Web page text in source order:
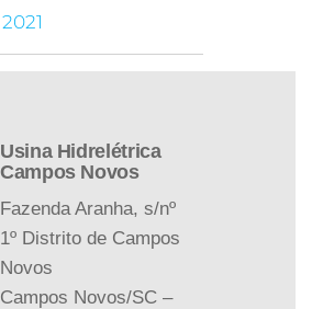
Usina Hidrelétrica
Campos Novos
Fazenda Aranha, s/nº
1º Distrito de Campos
Novos
Campos Novos/SC –